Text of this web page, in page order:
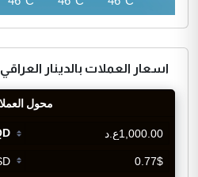
اسعار العملات بالدينار العراقي